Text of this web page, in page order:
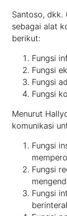
Santoso, dkk.
sebagai alat
berikut:
Fungsi
Fungsi
Fungsi
Fungsi
Menurut
komunikasi
Fungsi
Fungsi
Fungsi